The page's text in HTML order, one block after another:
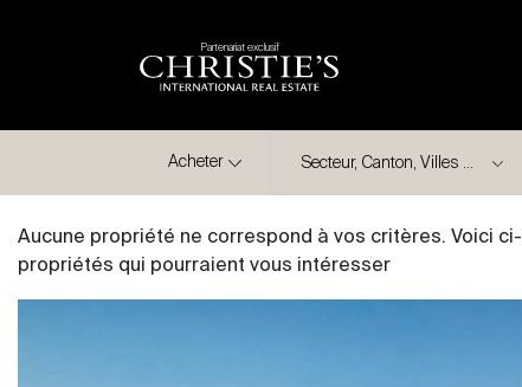
Partenariat exclusif
Acheter
Aucune propriété ne correspond à vos critères. Voici
propriétés qui pourraient vous intéresser